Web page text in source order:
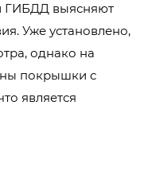
ГИБДД выясняют
Уже установлено,
однако на
покрышки с
является